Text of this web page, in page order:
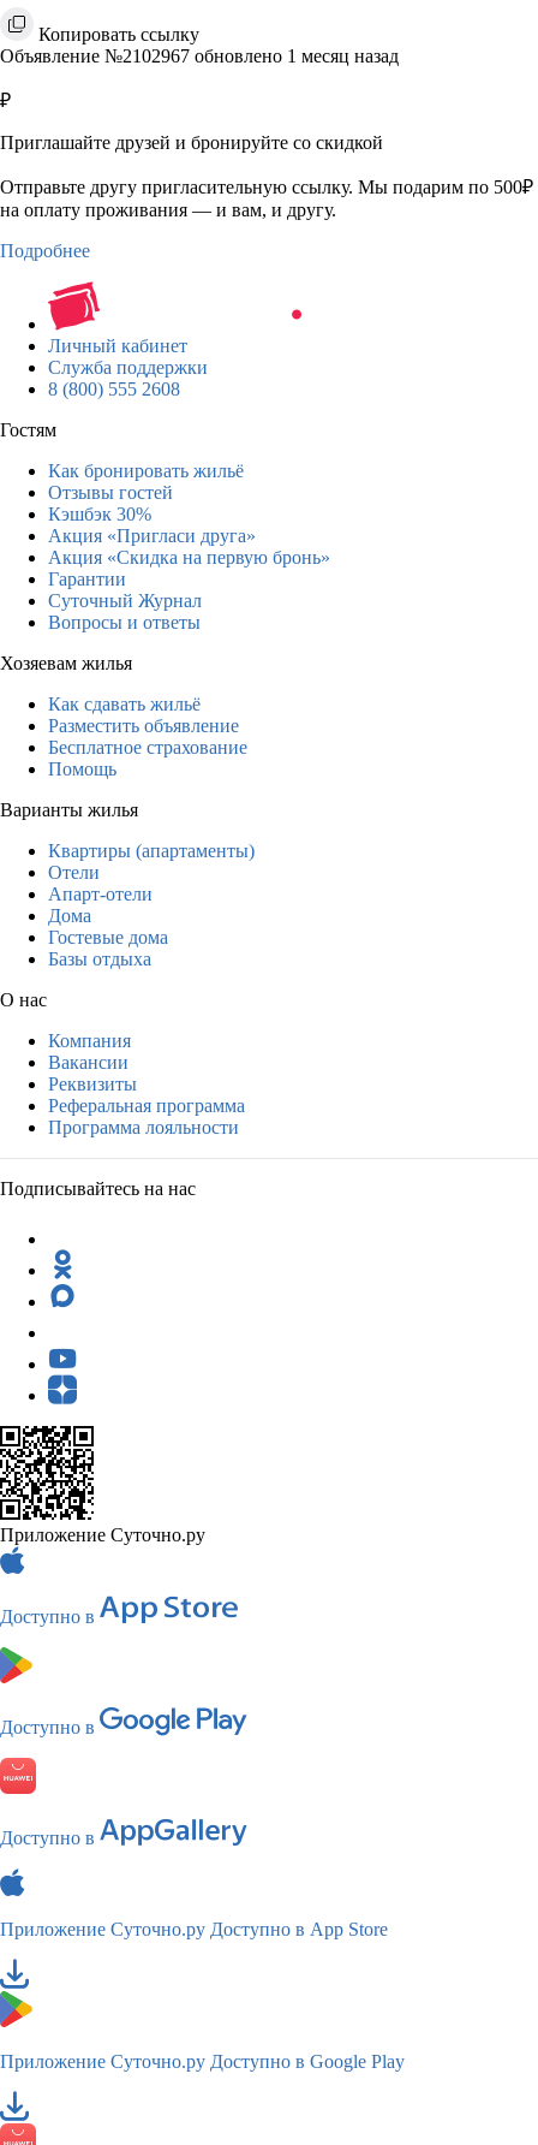
Копировать ссылку
Объявление №2102967 обновлено 1 месяц назад
₽
Приглашайте друзей и бронируйте со скидкой
Отправьте другу пригласительную ссылку. Мы подарим по 500₽
на оплату проживания — и вам, и другу.
Подробнее
Личный кабинет
Служба поддержки
8 (800) 555 2608
Гостям
Как бронировать жильё
Отзывы гостей
Кэшбэк 30%
Акция «Пригласи друга»
Акция «Скидка на первую бронь»
Гарантии
Суточный Журнал
Вопросы и ответы
Хозяевам жилья
Как сдавать жильё
Разместить объявление
Бесплатное страхование
Помощь
Варианты жилья
Квартиры (апартаменты)
Отели
Апарт-отели
Дома
Гостевые дома
Базы отдыха
О нас
Компания
Вакансии
Реквизиты
Реферальная программа
Программа лояльности
Подписывайтесь на нас
Приложение Суточно.ру
Доступно в
Доступно в
Доступно в
Приложение Суточно.ру Доступно в App Store
Приложение Суточно.ру Доступно в Google Play